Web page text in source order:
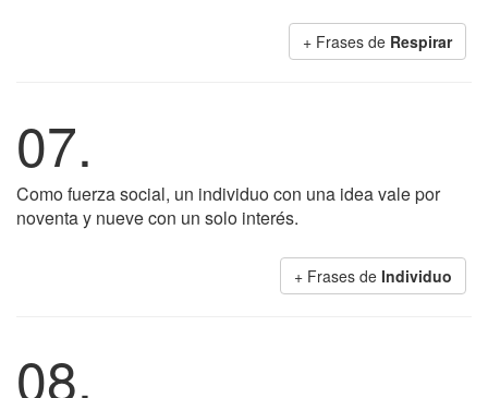
+ Frases de Respirar
07.
Como fuerza social, un individuo con una idea vale por
noventa y nueve con un solo interés.
+ Frases de Individuo
08.